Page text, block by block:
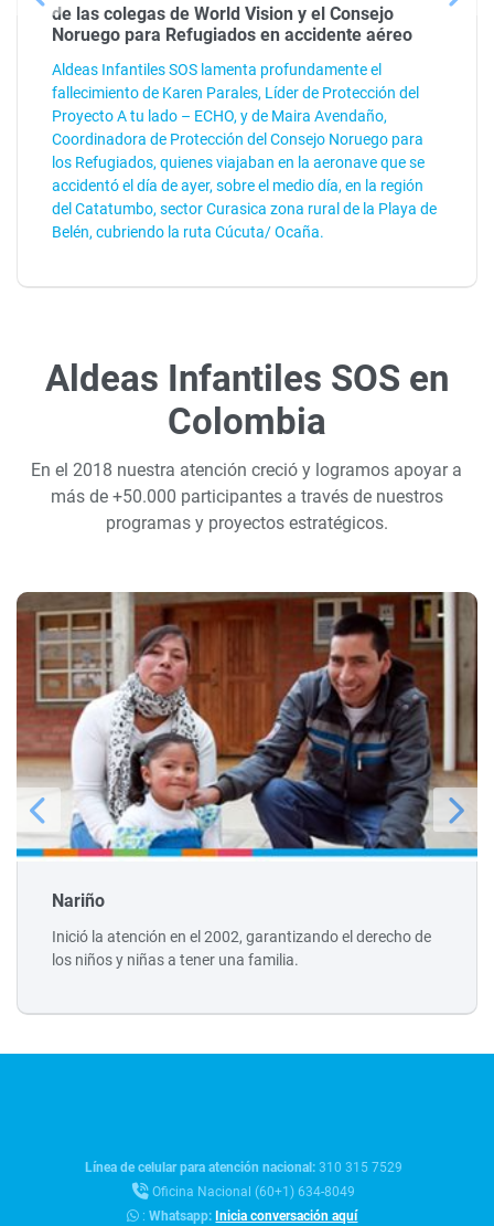
de las colegas de World Vision y el Consejo
Noruego para Refugiados en accidente aéreo
Aldeas Infantiles SOS lamenta profundamente el
fallecimiento de Karen Parales, Líder de Protección del
Proyecto A tu lado – ECHO, y de Maira Avendaño,
Coordinadora de Protección del Consejo Noruego para
los Refugiados, quienes viajaban en la aeronave que se
accidentó el día de ayer, sobre el medio día, en la región
del Catatumbo, sector Curasica zona rural de la Playa de
Belén, cubriendo la ruta Cúcuta/ Ocaña.
Aldeas Infantiles SOS en
Colombia
En el 2018 nuestra atención creció y logramos apoyar a
más de +50.000 participantes a través de nuestros
programas y proyectos estratégicos.
Nariño
Inició la atención en el 2002, garantizando el derecho de
los niños y niñas a tener una familia.
Línea de celular para atención nacional:310 315 7529
Oficina Nacional (60+1) 634-8049
:Whatsapp: Inicia conversación aquí